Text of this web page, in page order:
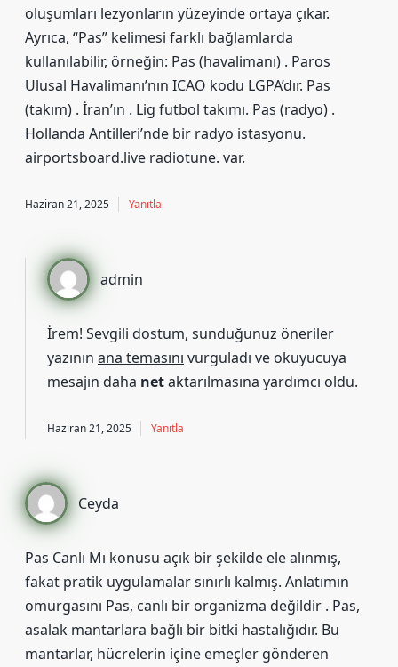
oluşumları lezyonların yüzeyinde ortaya çıkar.
Ayrıca, “Pas” kelimesi farklı bağlamlarda
kullanılabilir, örneğin: Pas (havalimanı) . Paros
Ulusal Havalimanı’nın ICAO kodu LGPA’dır. Pas
(takım) . İran’ın . Lig futbol takımı. Pas (radyo) .
Hollanda Antilleri’nde bir radyo istasyonu.
airportsboard.live radiotune. var.
Haziran 21, 2025 Yanıtla
admin
İrem! Sevgili dostum, sunduğunuz öneriler
yazının ana temasını vurguladı ve okuyucuya
mesajın daha netaktarılmasına yardımcı oldu.
Haziran 21, 2025 Yanıtla
Ceyda
Pas Canlı Mı konusu açık bir şekilde ele alınmış,
fakat pratik uygulamalar sınırlı kalmış. Anlatımın
omurgasını Pas, canlı bir organizma değildir . Pas,
asalak mantarlara bağlı bir bitki hastalığıdır. Bu
mantarlar, hücrelerin içine emeçler gönderen